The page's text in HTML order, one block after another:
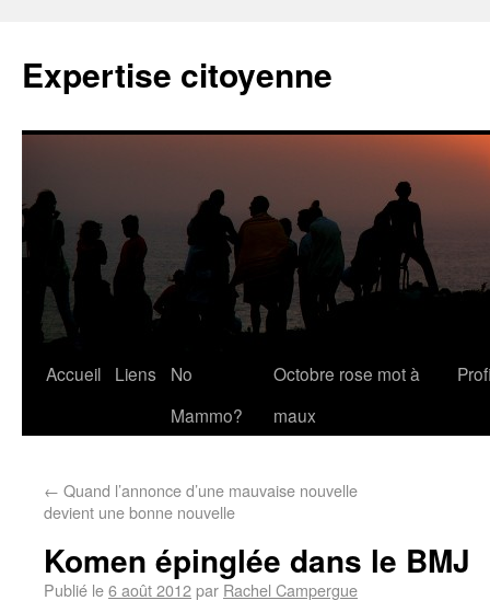
Expertise citoyenne
Accueil Liens
No
Mammo?
Octobre rose mot à
maux
← Quand l’annonce d’une mauvaise nouvelle
devient une bonne nouvelle
Komen épinglée dans le BMJ
Publié le6 août 2012par Rachel Campergue